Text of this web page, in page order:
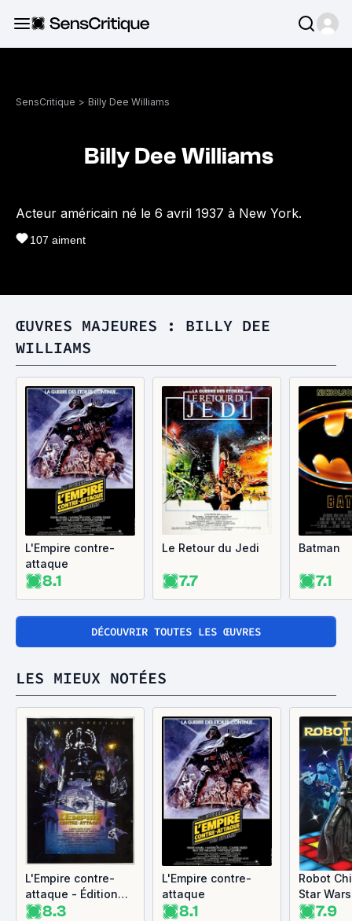
SensCritique > Billy Dee Williams
Billy Dee Williams
Acteur américain né le 6 avril 1937 à New York.
107 aiment
ŒUVRES MAJEURES : BILLY DEE
WILLIAMS
L'Empire contre-
attaque
8.1
Le Retour du Jedi
7.7
Batman
7.1
DÉCOUVRIR TOUTES LES ŒUVRES
LES MIEUX NOTÉES
L'Empire contre-
attaque - Édition
Spéciale
8.3
L'Empire contre-
attaque
8.1
Robot
Star
III 7.9